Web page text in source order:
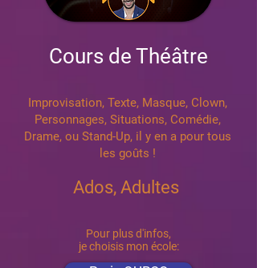
Cours de Théâtre
Improvisation, Texte, Masque, Clown,
Personnages, Situations, Comédie,
Drame, ou Stand-Up, il y en a pour tous
les goûts !
Ados, Adultes
Pour plus d'infos,
je choisis mon école: